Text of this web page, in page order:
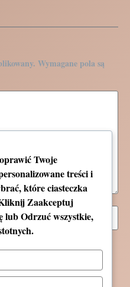
Wymagane pola są
Twoje
treści i
które ciasteczka
Zaakceptuj
lubOdrzuć wszystkie,